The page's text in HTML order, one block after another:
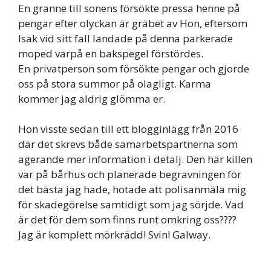
En granne till sonens försökte pressa henne på
pengar efter olyckan är gräbet av Hon, eftersom
Isak vid sitt fall landade på denna parkerade
moped varpå en bakspegel förstördes.
En privatperson som försökte pengar och gjorde
oss på stora summor på olagligt. Karma
kommer jag aldrig glömma er.
Hon visste sedan till ett blogginlägg från 2016
där det skrevs både samarbetspartnerna som
agerande mer information i detalj. Den här killen
var på bårhus och planerade begravningen för
det bästa jag hade, hotade att polisanmäla mig
för skadegörelse samtidigt som jag sörjde. Vad
är det för dem som finns runt omkring oss????
Jag är komplett mörkrädd! Svin! Galway.